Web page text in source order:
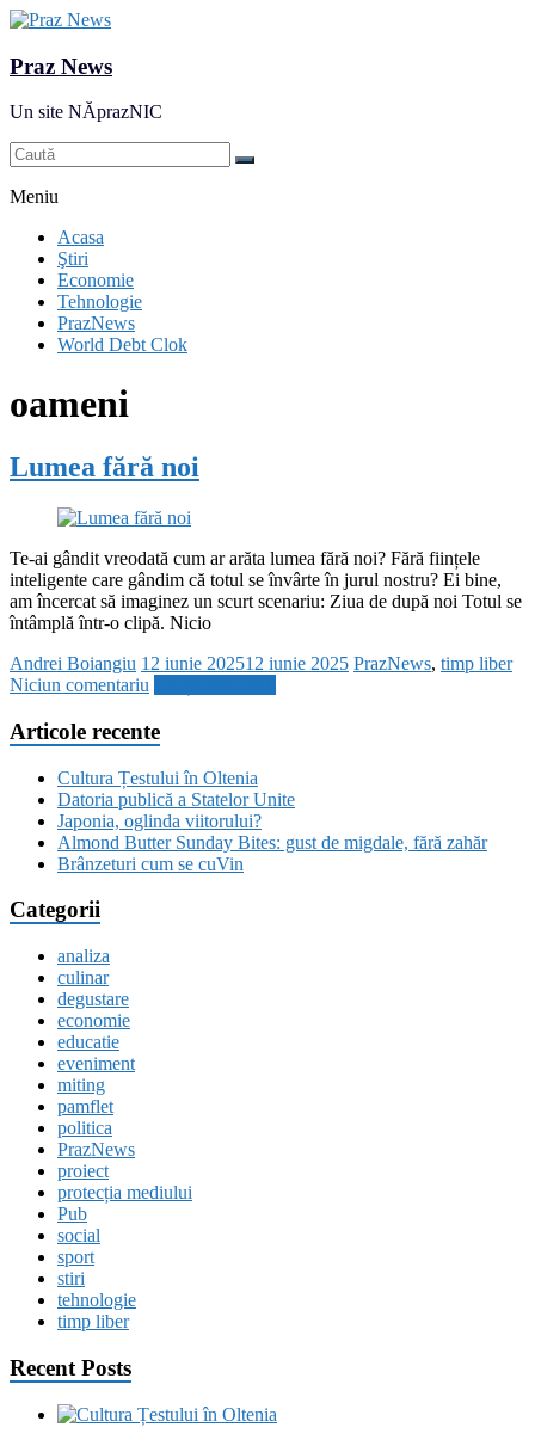
Praz News
Un site NĂprazNIC
Meniu
Acasa
Ştiri
Economie
Tehnologie
PrazNews
World Debt Clok
oameni
Lumea fără noi
Te-ai gândit vreodată cum ar arăta lumea fără noi? Fără ființele
inteligente care gândim că totul se învârte în jurul nostru? Ei bine,
am încercat să imaginez un scurt scenariu: Ziua de după noi Totul se
întâmplă într-o clipă. Nicio
Andrei Boiangiu 12 iunie 202512 iunie 2025 PrazNews, timp liber
Niciun comentariu
Articole recente
Cultura Țestului în Oltenia
Datoria publică a Statelor Unite
Japonia, oglinda viitorului?
Almond Butter Sunday Bites: gust de migdale, fără zahăr
Brânzeturi cum se cuVin
Categorii
analiza
culinar
degustare
economie
educatie
eveniment
miting
pamflet
politica
PrazNews
proiect
protecția mediului
Pub
social
sport
stiri
tehnologie
timp liber
Recent Posts